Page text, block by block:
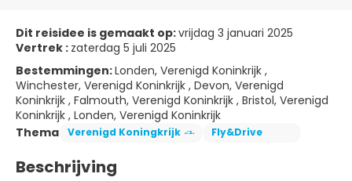
Dit reisidee is gemaakt op:vrijdag 3 januari 2025
Vertrek : zaterdag 5 juli 2025
Bestemmingen:Londen, Verenigd Koninkrijk ,
Winchester, Verenigd Koninkrijk , Devon, Verenigd
Koninkrijk , Falmouth, Verenigd Koninkrijk , Bristol, Verenigd
Koninkrijk , Londen, Verenigd Koninkrijk
Thema
Verenigd Koningkrijk Fly&Drive
Beschrijving